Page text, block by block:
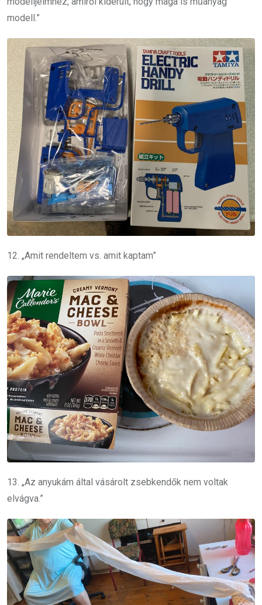
modell.”
12. „Amit rendeltem vs. amit kaptam”
13. „Az anyukám által vásárolt zsebkendők nem voltak
elvágva.”